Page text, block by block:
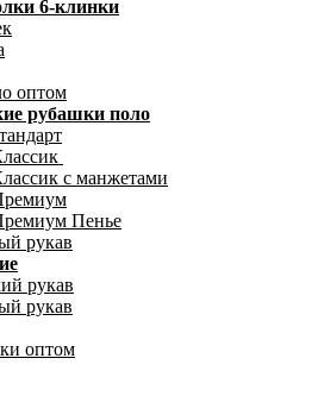
6-клинки
оптом
рубашки поло
с манжетами
Пенье
рукав
рукав
рукав
оптом